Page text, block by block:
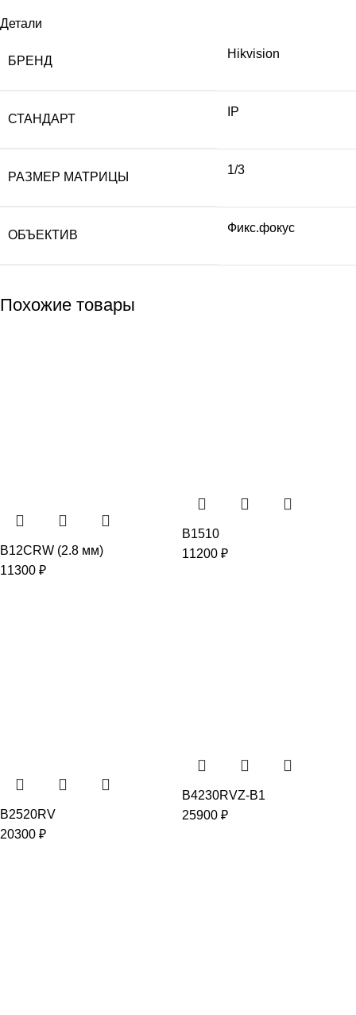
Детали
БРЕНД
Hikvision
СТАНДАРТ
IP
РАЗМЕР МАТРИЦЫ
1/3
ОБЪЕКТИВ
Фикс.фокус
Похожие товары
B12CRW (2.8 мм)
11300 ₽
B1510
11200 ₽
B2520RV
20300 ₽
B4230RVZ-B1
25900 ₽